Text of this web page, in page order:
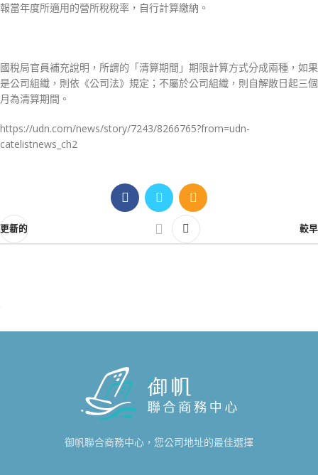
報當年度所適用的營所稅稅率，自行計算繳納。
國稅局官員補充說明，所謂的「清算期間」期限計算方式分成兩種，如果
是公司組織，則依《公司法》規定；不屬於公司組織，則自解散日起三個
月為清算期間。
https://udn.com/news/story/7243/8266765?from=udn-
catelistnews_ch2
更新的 較早
御帆聯合商務中心，您公司地址的最佳選擇